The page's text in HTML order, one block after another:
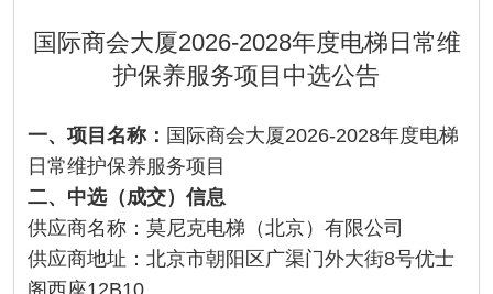
国际商会大厦2026-2028年度电梯日常维
护保养服务项目中选公告
一、项目名称： 国际商会大厦2026-2028年度电梯
日常维护保养服务项目
二、中选（成交）信息
供应商名称：莫尼克电梯（北京）有限公司
供应商地址：北京市朝阳区广渠门外大街8号优士